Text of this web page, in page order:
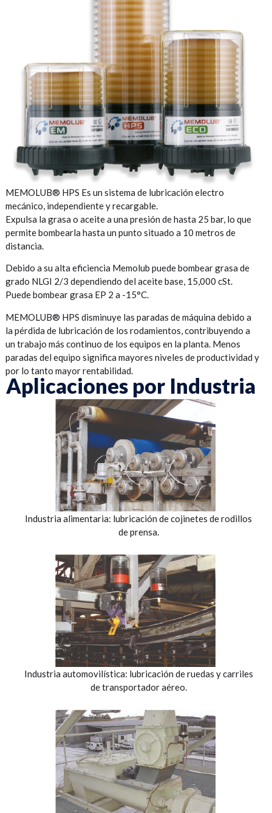
MEMOLUB® HPS Es un sistema de lubricación electro
mecánico, independiente y recargable.
Expulsa la grasa o aceite a una presión de hasta 25 bar, lo que
permite bombearla hasta un punto situado a 10 metros de
distancia.
Debido a su alta eficiencia Memolub puede bombear grasa de
grado NLGI 2/3 dependiendo del aceite base, 15,000 cSt.
Puede bombear grasa EP 2 a -15°C.
MEMOLUB® HPS disminuye las paradas de máquina debido a
la pérdida de lubricación de los rodamientos, contribuyendo a
un trabajo más continuo de los equipos en la planta. Menos
paradas del equipo significa mayores niveles de productividad y
por lo tanto mayor rentabilidad.
Aplicaciones por Industria
Industria alimentaria: lubricación de cojinetes de rodillos
de prensa.
Industria automovilística: lubricación de ruedas y carriles
de transportador aéreo.